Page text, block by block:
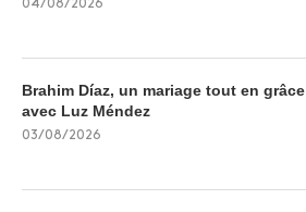
04/08/2026
Brahim Díaz, un mariage tout en grâce
avec Luz Méndez
03/08/2026